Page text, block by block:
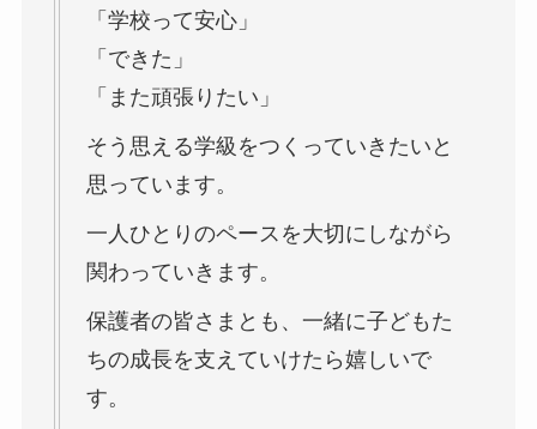
「学校って安心」
「できた」
「また頑張りたい」
そう思える学級をつくっていきたいと
思っています。
一人ひとりのペースを大切にしながら
関わっていきます。
保護者の皆さまとも、一緒に子どもた
ちの成長を支えていけたら嬉しいで
す。